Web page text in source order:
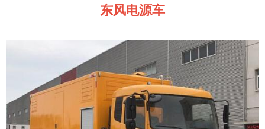
东风电源车